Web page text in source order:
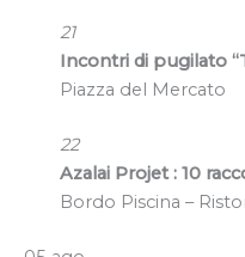
21
Incontri di pugilato
Piazza del Mercato
22
Azalai Projet : 10
Bordo Piscina –